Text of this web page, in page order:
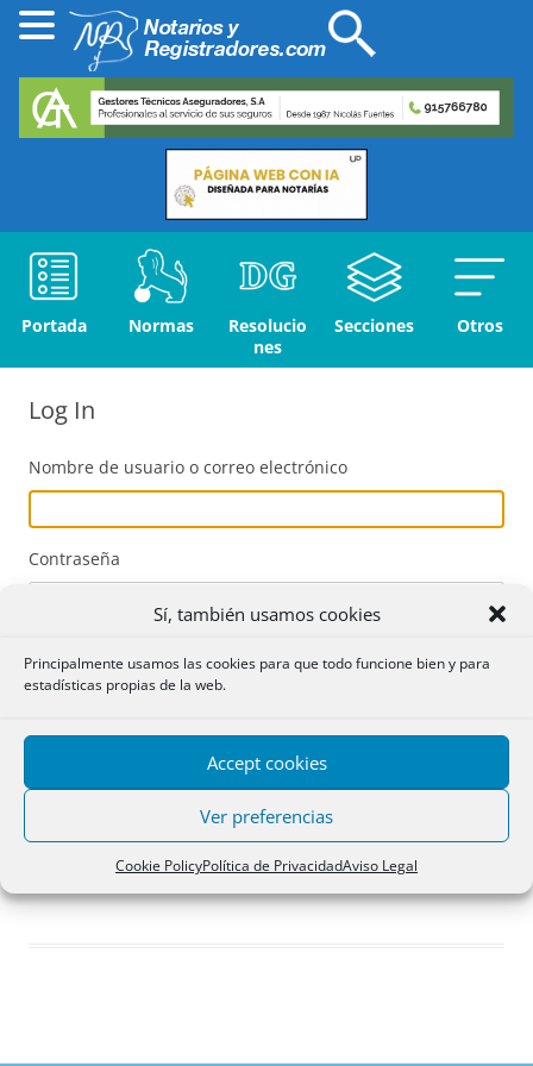
Sí, también usamos cookies
Principalmente usamos las cookies para que todo funcione bien y para
estadísticas propias de la web.
Accept cookies
Ver preferencias
Cookie PolicyPolítica de PrivacidadAviso Legal
Portada Normas
Resolucio
nes
Secciones Otros
Log In
Nombre de usuario o correo electrónico
Contraseña
Acceder
Registro
¿Has olvidado tu contraseña?